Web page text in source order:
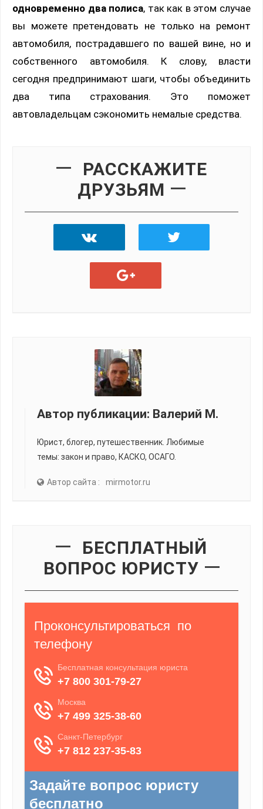
одновременно два полиса, так как в этом случае
вы можете претендовать не только на ремонт
автомобиля, пострадавшего по вашей вине, но и
собственного автомобиля. К слову, власти
сегодня предпринимают шаги, чтобы объединить
два типа страхования. Это поможет
автовладельцам сэкономить немалые средства.
РАССКАЖИТЕ
ДРУЗЬЯМ
Автор публикации: Валерий М.
Юрист, блогер, путешественник. Любимые
темы: закон и право, КАСКО, ОСАГО.
Автор сайта : mirmotor.ru
БЕСПЛАТНЫЙ
ВОПРОС ЮРИСТУ